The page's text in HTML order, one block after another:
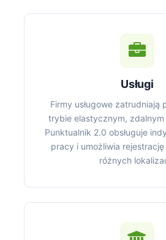
Usługi
Firmy usługowe zatrudniają
trybie elastycznym,
Punktualnik 2.0 obsługuje
pracy i umożliwia
różnych